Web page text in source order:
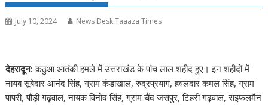
July 10, 2024 News Desk Taaaza Times
देहरादून: कठुआ आतंकी हमले में उत्तराखंड के पांच लाल शहीद हुए। इन शहीदों में
नायब सूबेदार आनंद सिंह, ग्राम कंडाखाल, रुद्रप्रयाग, हवलदार कमल सिंह, ग्राम
पापरी, पौड़ी गढ़वाल, नायक विनोद सिंह, ग्राम चैंद जसपुर, टिहरी गढ़वाल, राइफलमैन